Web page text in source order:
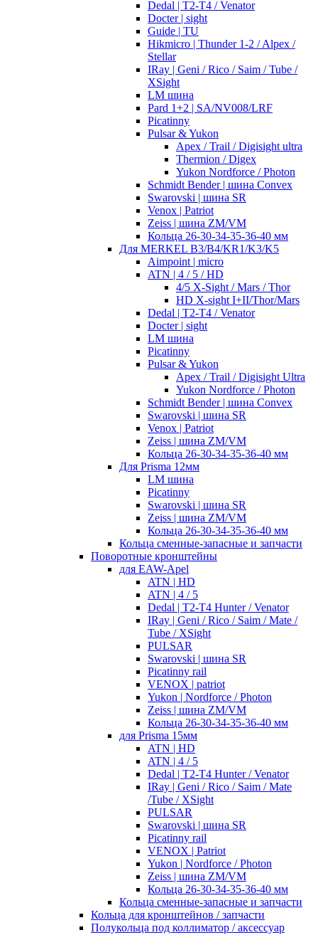
Dedal | T2-T4 / Venator
Docter | sight
Guide | TU
Hikmicro | Thunder 1-2 / Alpex /
Stellar
IRay | Geni / Rico / Saim / Tube /
XSight
LM шина
Pard 1+2 | SA/NV008/LRF
Picatinny
Pulsar & Yukon
Apex / Trail / Digisight ultra
Thermion / Digex
Yukon Nordforce / Photon
Schmidt Bender | шина Convex
Swarovski | шина SR
Venox | Patriot
Zeiss | шина ZM/VM
Кольца 26-30-34-35-36-40 мм
Для MERKEL B3/B4/KR1/K3/K5
Aimpoint | micro
ATN | 4 / 5 / HD
4/5 X-Sight / Mars / Thor
HD X-sight I+II/Thor/Mars
Dedal | T2-T4 / Venator
Docter | sight
LM шина
Picatinny
Pulsar & Yukon
Apex / Trail / Digisight Ultra
Yukon Nordforce / Photon
Schmidt Bender | шина Convex
Swarovski | шина SR
Venox | Patriot
Zeiss | шина ZM/VM
Кольца 26-30-34-35-36-40 мм
Для Prisma 12мм
LM шина
Picatinny
Swarovski | шина SR
Zeiss | шина ZM/VM
Кольца 26-30-34-35-36-40 мм
Кольца сменные-запасные и запчасти
Поворотные кронштейны
для EAW-Apel
ATN | HD
ATN | 4 / 5
Dedal | T2-T4 Hunter / Venator
IRay | Geni / Rico / Saim / Mate /
Tube / XSight
PULSAR
Swarovski | шина SR
Picatinny rail
VENOX | patriot
Yukon | Nordforce / Photon
Zeiss | шина ZM/VM
Кольца 26-30-34-35-36-40 мм
для Prisma 15мм
ATN | HD
ATN | 4 / 5
Dedal | T2-T4 Hunter / Venator
IRay | Geni / Rico / Saim / Mate
/Tube / XSight
PULSAR
Swarovski | шина SR
Picatinny rail
VENOX | Patriot
Yukon | Nordforce / Photon
Zeiss | шина ZM/VM
Кольца 26-30-34-35-36-40 мм
Кольца сменные-запасные и запчасти
Кольца для кронштейнов / запчасти
Полукольца под коллиматор / аксессуар